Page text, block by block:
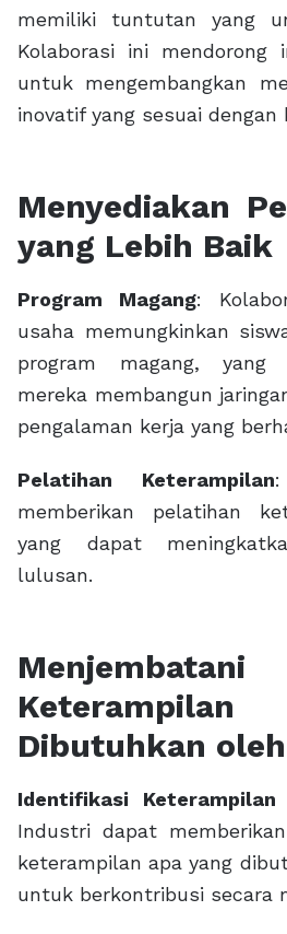
memiliki tuntutan yang
Kolaborasi ini mendorong
untuk mengembangkan
inovatif yang sesuai
Menyediakan
yang Lebih Baik
Program Magang:
usaha memungkinkan
program magang, yang
mereka membangun
pengalaman kerja yang
Pelatihan Keterampilan
memberikan pelatihan
yang dapat
lulusan.
Menjembatani
Dibutuhkan
Identifikasi
Industri dapat
keterampilan apa yang
untuk berkontribusi secara